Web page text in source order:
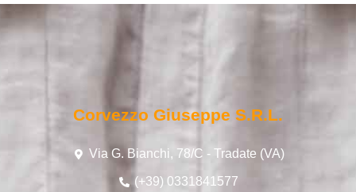
Corvezzo Giuseppe S.r.l.
Via G. Bianchi, 78/C - Tradate (VA)
(+39) 0331841577